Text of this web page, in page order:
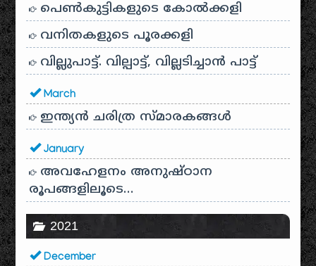
പെൺകുട്ടികളുടെ കോൽക്കളി
വനിതകളുടെ പൂരക്കളി
വില്ലുപാട്ട്. വില്പാട്ട്, വില്ലടിച്ചാൻ പാട്ട്
March
ഇന്ത്യൻ ചരിത്ര സ്മാരകങ്ങൾ
January
അവഹേളനം അനുഷ്ഠാന
രൂപങ്ങളിലൂടെ…
2021
December